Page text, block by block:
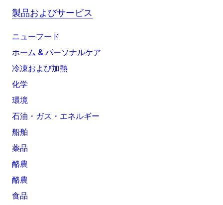
製品およびサービス
ニューフード
ホーム & パーソナルケア
冷凍および加熱
化学
環境
石油・ガス・エネルギー
船舶
薬品
酪農
酪農
食品